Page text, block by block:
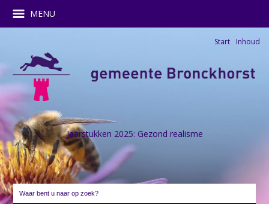
Jaarstukken 2025: Gezond realisme
Start Inhoud
MENU